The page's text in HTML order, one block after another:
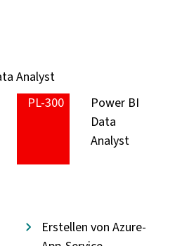
Analyst
PL-300
Power BI
Data
Analyst
Erstellen von Azure-